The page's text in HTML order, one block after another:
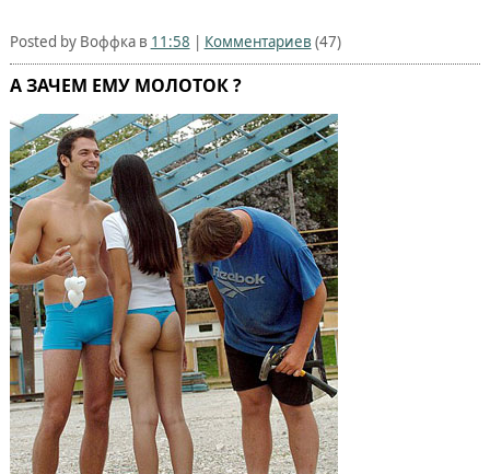
Posted by Воффка в 11:58 | Комментариев (47)
А ЗАЧЕМ ЕМУ МОЛОТОК ?